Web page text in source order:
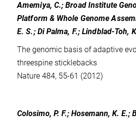
Amemiya, C.; Broad Institute
Platform & Whole Genome
E. S.; Di Palma, F.; Lindblad-Toh,
The genomic basis of adaptive
threespine sticklebacks
Nature 484, 55-61 (2012)
Colosimo, P. F.; Hosemann, K. E.;